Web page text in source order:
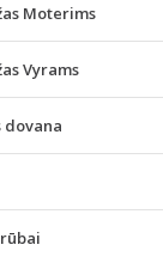
Moterims
Vyrams
dovana